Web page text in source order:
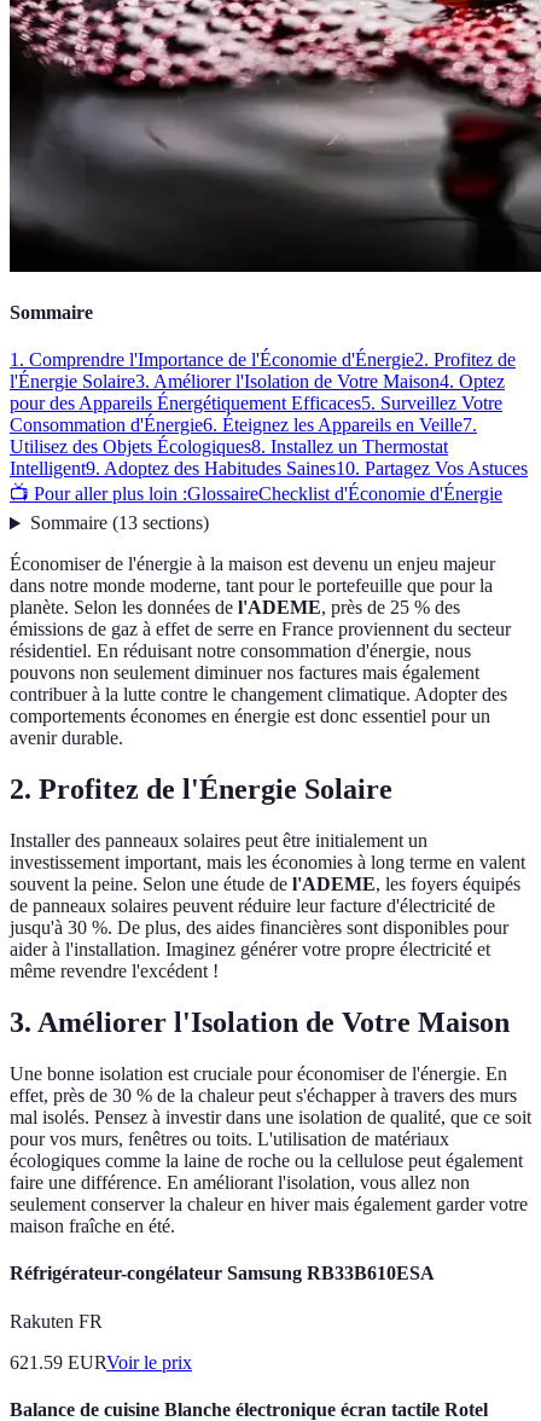
Sommaire
1. Comprendre l'Importance de l'Économie d'Énergie2. Profitez de
l'Énergie Solaire3. Améliorer l'Isolation de Votre Maison4. Optez
pour des Appareils Énergétiquement Efficaces5. Surveillez Votre
Consommation d'Énergie6. Éteignez les Appareils en Veille7.
Utilisez des Objets Écologiques8. Installez un Thermostat
Intelligent9. Adoptez des Habitudes Saines10. Partagez Vos Astuces
📺 Pour aller plus loin :GlossaireChecklist d'Économie d'Énergie
Sommaire(13 sections)
Économiser de l'énergie à la maison est devenu un enjeu majeur
dans notre monde moderne, tant pour le portefeuille que pour la
planète. Selon les données de l'ADEME, près de 25 % des
émissions de gaz à effet de serre en France proviennent du secteur
résidentiel. En réduisant notre consommation d'énergie, nous
pouvons non seulement diminuer nos factures mais également
contribuer à la lutte contre le changement climatique. Adopter des
comportements économes en énergie est donc essentiel pour un
avenir durable.
2. Profitez de l'Énergie Solaire
Installer des panneaux solaires peut être initialement un
investissement important, mais les économies à long terme en valent
souvent la peine. Selon une étude de l'ADEME, les foyers équipés
de panneaux solaires peuvent réduire leur facture d'électricité de
jusqu'à 30 %. De plus, des aides financières sont disponibles pour
aider à l'installation. Imaginez générer votre propre électricité et
même revendre l'excédent !
3. Améliorer l'Isolation de Votre Maison
Une bonne isolation est cruciale pour économiser de l'énergie. En
effet, près de 30 % de la chaleur peut s'échapper à travers des murs
mal isolés. Pensez à investir dans une isolation de qualité, que ce soit
pour vos murs, fenêtres ou toits. L'utilisation de matériaux
écologiques comme la laine de roche ou la cellulose peut également
faire une différence. En améliorant l'isolation, vous allez non
seulement conserver la chaleur en hiver mais également garder votre
maison fraîche en été.
Réfrigérateur-congélateur Samsung RB33B610ESA
Rakuten FR
621.59 EURVoir le prix
Balance de cuisine Blanche électronique écran tactile Rotel